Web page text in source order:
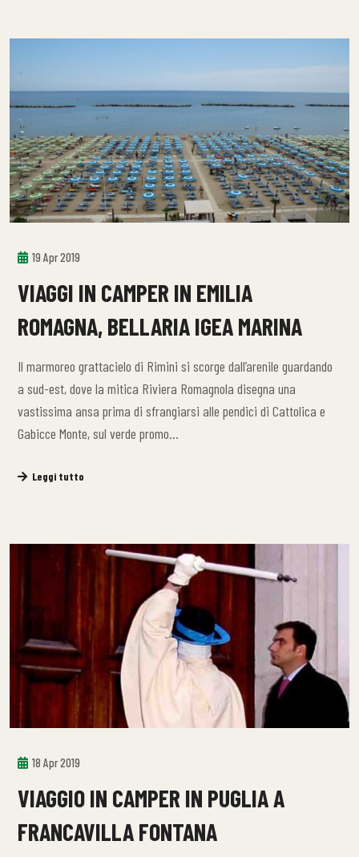
19 Apr 2019
VIAGGI IN CAMPER IN EMILIA
ROMAGNA, BELLARIA IGEA MARINA
Il marmoreo grattacielo di Rimini si scorge dall’arenile guardando
a sud-est, dove la mitica Riviera Romagnola disegna una
vastissima ansa prima di sfrangiarsi alle pendici di Cattolica e
Gabicce Monte, sul verde promo…
Leggi tutto
18 Apr 2019
VIAGGIO IN CAMPER IN PUGLIA A
FRANCAVILLA FONTANA